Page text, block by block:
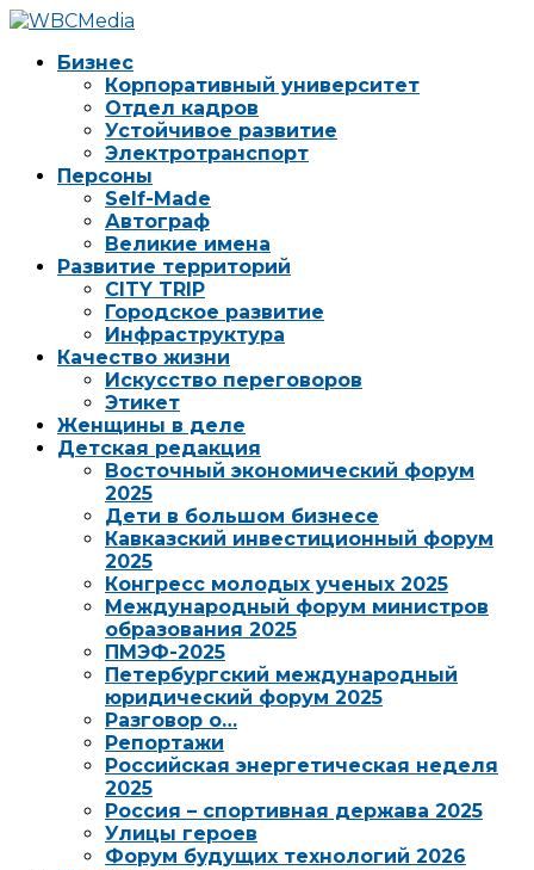
Бизнес
Корпоративный университет
Отдел кадров
Устойчивое развитие
Электротранспорт
Персоны
Self-Made
Автограф
Великие имена
Развитие территорий
CITY TRIP
Городское развитие
Инфраструктура
Качество жизни
Искусство переговоров
Этикет
Женщины в деле
Детская редакция
Восточный экономический форум
2025
Дети в большом бизнесе
Кавказский инвестиционный форум
2025
Конгресс молодых ученых 2025
Международный форум министров
образования 2025
ПМЭФ-2025
Петербургский международный
юридический форум 2025
Разговор о…
Репортажи
Российская энергетическая неделя
2025
Россия – спортивная держава 2025
Улицы героев
Форум будущих технологий 2026